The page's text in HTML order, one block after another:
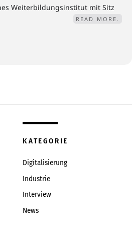
Weiterbildungsinstitut mit Sitz
READ MORE.
KATEGORIE
Digitalisierung
Industrie
Interview
News